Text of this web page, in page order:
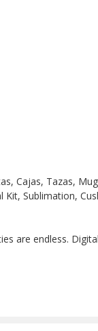
Cajas, Tazas,
Kit, Sublimation,
are endless.